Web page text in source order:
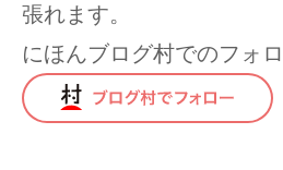
張れます。
にほんブログ村でのフォ